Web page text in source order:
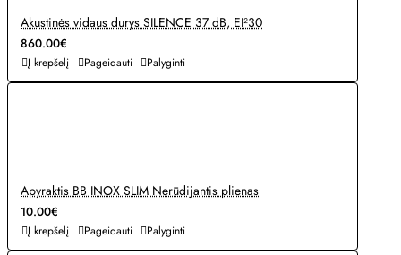
Akustinės vidaus durys SILENCE 37 dB, EI²30
860.00€
Į krepšelį Pageidauti Palyginti
Apyraktis BB INOX SLIM Nerūdijantis plienas
10.00€
Į krepšelį Pageidauti Palyginti